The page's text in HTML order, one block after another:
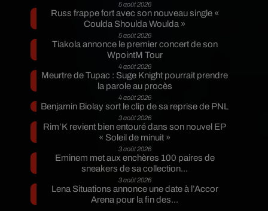
5 août 2026
Russ frappe fort avec son nouveau single «
Coulda Shoulda Woulda »
5 août 2026
Tiakola annonce le premier concert de son
WpointM Tour
4 août 2026
Meurtre de Tupac : Suge Knight pourrait prendre
la parole au procès
4 août 2026
Benjamin Biolay sort le clip de sa reprise de PNL
3 août 2026
Rim’K revient bien entouré dans son nouvel EP
« Soleil de minuit »
3 août 2026
Eminem met aux enchères 100 paires de
sneakers de sa collection...
3 août 2026
Lena Situations annonce une date à l’Accor
Arena pour la fin des...